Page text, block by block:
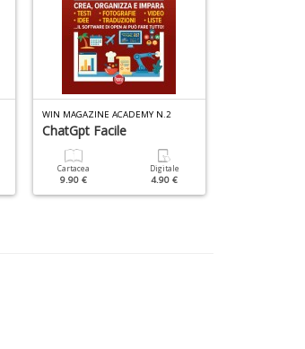
WIN MAGAZINE ACADEMY N.2
ChatGpt Facile
Cartacea
9.90 €
Digitale
4.90 €